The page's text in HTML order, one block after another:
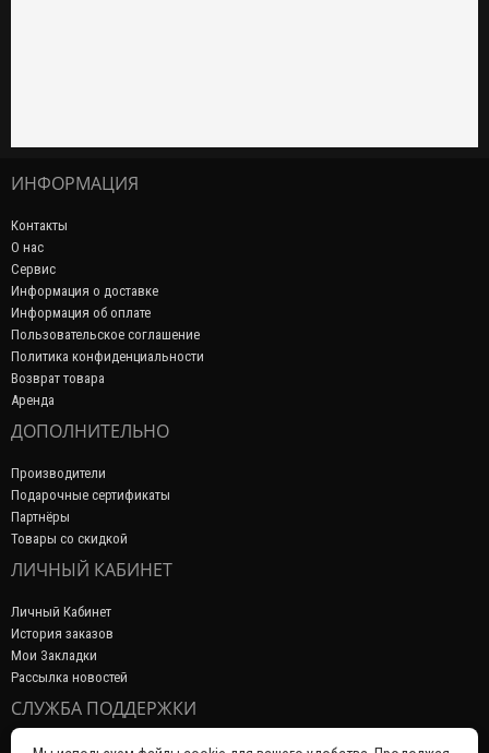
ИНФОРМАЦИЯ
Контакты
О нас
Сервис
Информация о доставке
Информация об оплате
Пользовательское соглашение
Политика конфиденциальности
Возврат товара
Аренда
ДОПОЛНИТЕЛЬНО
Производители
Подарочные сертификаты
Партнёры
Товары со скидкой
ЛИЧНЫЙ КАБИНЕТ
Личный Кабинет
История заказов
Мои Закладки
Рассылка новостей
СЛУЖБА ПОДДЕРЖКИ